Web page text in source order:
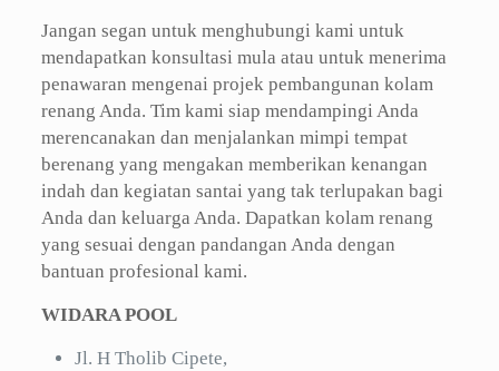
Jangan segan untuk menghubungi kami untuk
mendapatkan konsultasi mula atau untuk menerima
penawaran mengenai projek pembangunan kolam
renang Anda. Tim kami siap mendampingi Anda
merencanakan dan menjalankan mimpi tempat
berenang yang mengakan memberikan kenangan
indah dan kegiatan santai yang tak terlupakan bagi
Anda dan keluarga Anda. Dapatkan kolam renang
yang sesuai dengan pandangan Anda dengan
bantuan profesional kami.
WIDARA POOL
Jl. H Tholib Cipete,